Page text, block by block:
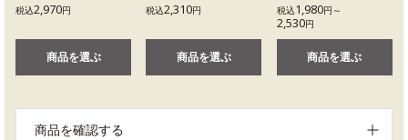
税込2,970円
商品を選ぶ
税込2,310円
商品を選ぶ
税込1,980円～
2,530円
商品を選ぶ
商品を確認する